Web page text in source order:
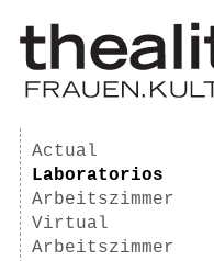
Actual
Laboratorios
Arbeitszimmer
Virtual
Arbeitszimmer